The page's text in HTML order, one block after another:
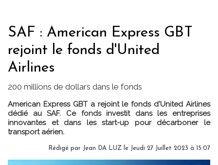
SAF : American Express GBT
rejoint le fonds d'United
Airlines
200 millions de dollars dans le fonds
American Express GBT a rejoint le fonds d'United Airlines
dédié au SAF. Ce fonds investit dans les entreprises
innovantes et dans les start-up pour décarboner le
transport aérien.
Rédigé par Jean DA LUZ le Jeudi 27 Juillet 2023 à 15:07